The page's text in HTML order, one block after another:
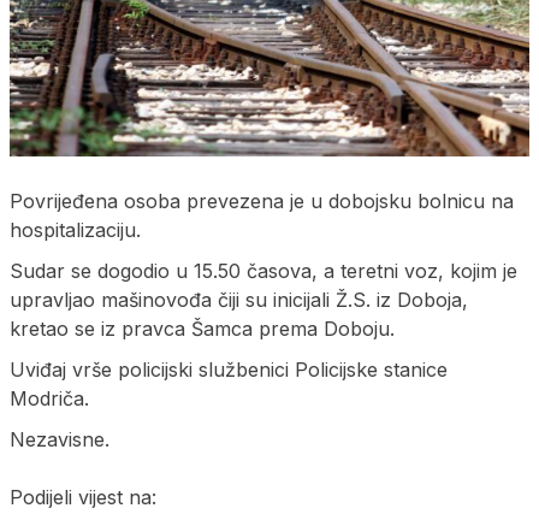
Povrijeđena osoba prevezena je u dobojsku bolnicu na
hospitalizaciju.
Sudar se dogodio u 15.50 časova, a teretni voz, kojim je
upravljao mašinovođa čiji su inicijali Ž.S. iz Doboja,
kretao se iz pravca Šamca prema Doboju.
Uviđaj vrše policijski službenici Policijske stanice
Modriča.
Nezavisne.
Podijeli vijest na: